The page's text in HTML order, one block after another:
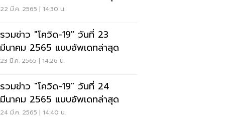
22 มี.ค. 2565 | 14:30 น.
รวมข่าว "โควิด-19" วันที่ 23
มีนาคม 2565 แบบอัพเดทล่าสุด
23 มี.ค. 2565 | 14:26 น.
รวมข่าว "โควิด-19" วันที่ 24
มีนาคม 2565 แบบอัพเดทล่าสุด
24 มี.ค. 2565 | 14:40 น.